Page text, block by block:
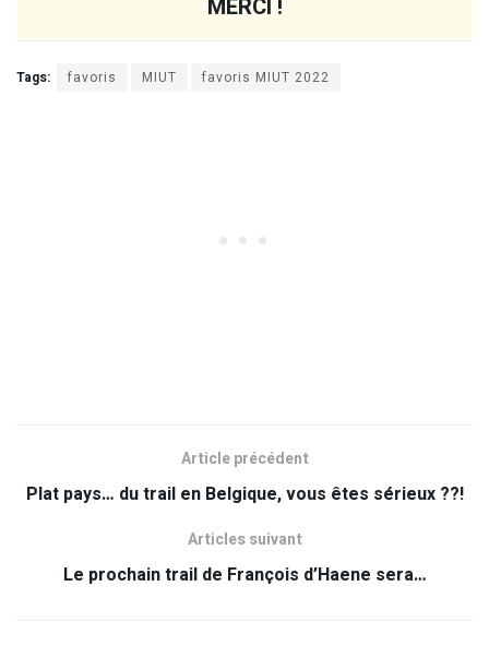
MERCI !
Tags: favoris MIUT favoris MIUT 2022
Article précédent
Plat pays… du trail en Belgique, vous êtes sérieux ??!
Articles suivant
Le prochain trail de François d’Haene sera…